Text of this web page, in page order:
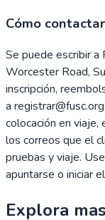
Cómo
Se puede escribir a
Worcester Road,
inscripción,
a
colocación en viaje,
los correos que el
pruebas y viaje.
apuntarse o iniciar
Explora